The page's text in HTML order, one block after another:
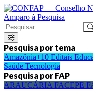
Pesquisa por tema
Amazônia+10 Editais
Saúde Tecnologia
Pesquisa por FAP
ARAUCÁRIA FACEPE